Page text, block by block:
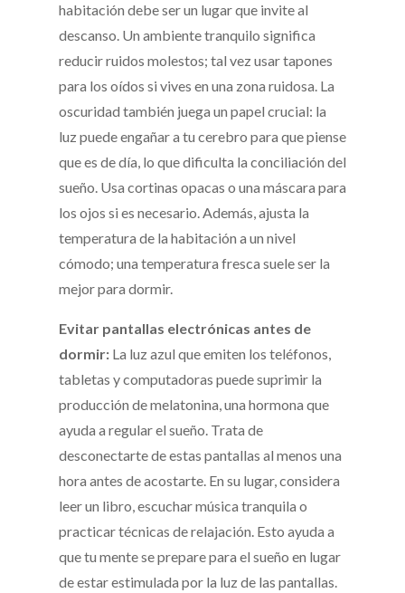
habitación debe ser un lugar que invite al
descanso. Un ambiente tranquilo significa
reducir ruidos molestos; tal vez usar tapones
para los oídos si vives en una zona ruidosa. La
oscuridad también juega un papel crucial: la
luz puede engañar a tu cerebro para que piense
que es de día, lo que dificulta la conciliación del
sueño. Usa cortinas opacas o una máscara para
los ojos si es necesario. Además, ajusta la
temperatura de la habitación a un nivel
cómodo; una temperatura fresca suele ser la
mejor para dormir.
Evitar pantallas electrónicas antes de
dormir:La luz azul que emiten los teléfonos,
tabletas y computadoras puede suprimir la
producción de melatonina, una hormona que
ayuda a regular el sueño. Trata de
desconectarte de estas pantallas al menos una
hora antes de acostarte. En su lugar, considera
leer un libro, escuchar música tranquila o
practicar técnicas de relajación. Esto ayuda a
que tu mente se prepare para el sueño en lugar
de estar estimulada por la luz de las pantallas.